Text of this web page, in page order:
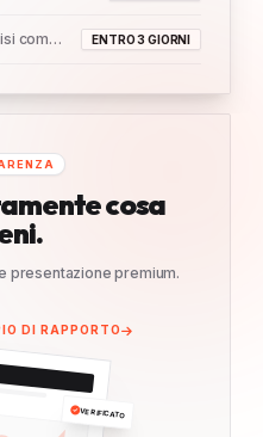
Consegna del rapporto di analisi completo ENTRO 3 GIORNI
cosa
presentazione premium.
DI RAPPORTO
VERIFICATO